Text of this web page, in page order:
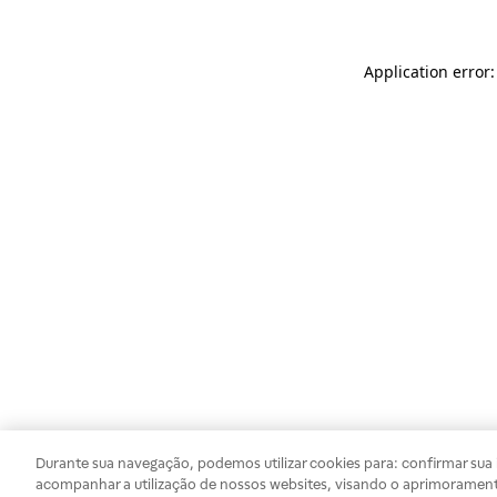
Application
Durante sua navegação, podemos utilizar cookies para: confirmar
acompanhar a utilização de nossos websites, visando o